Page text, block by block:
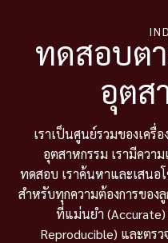
ทดสอบต
อุตส
เราเป็นศูนย์รวมของเครื่
อุตสาหกรรม เรามีควา
ทดสอบ เราค้นหาและเสน
สำหรับทุกความต้องการของ
ที่แม่นยำ (Accurate)
Reproducible) และตร